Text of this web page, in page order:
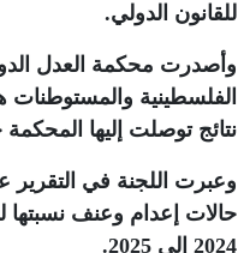
للقانون الدولي.
الفلسطينية
نتائج توصلت إليها
وعبرت اللجنة في التقرير
حالات إعدام وعنف
2024 إلى 2025
.